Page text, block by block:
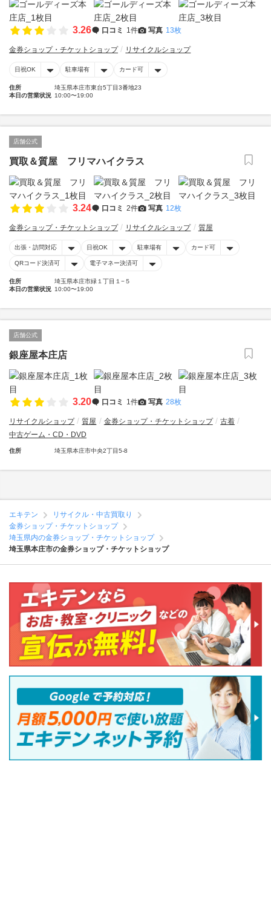
3.26 口コミ 1件 写真 13枚
金券ショップ・チケットショップ リサイクルショップ
日祝OK 駐車場有 カード可
住所
埼玉県本庄市東台5丁目3番地23
本日の営業状況 10:00〜19:00
店舗公式
買取＆質屋 フリマハイクラス
3.24 口コミ 2件 写真 12枚
金券ショップ・チケットショップ リサイクルショップ 質屋
出張・訪問対応 日祝OK 駐車場有 カード可
QRコード決済可 電子マネー決済可
住所
埼玉県本庄市緑１丁目１−５
本日の営業状況 10:00〜19:00
店舗公式
銀座屋本庄店
3.20 口コミ 1件 写真 28枚
リサイクルショップ 質屋 金券ショップ・チケットショップ
古着
中古ゲーム・CD・DVD
住所 埼玉県本庄市中央2丁目5-8
エキテン
リサイクル・中古買取り
金券ショップ・チケットショップ
埼玉県内の金券ショップ・チケットショップ
埼玉県本庄市の金券ショップ・チケットショップ